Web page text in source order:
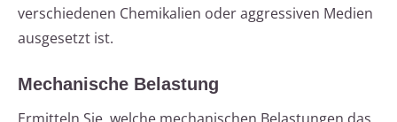
verschiedenen Chemikalien oder aggressiven Medien
ausgesetzt ist.
Mechanische Belastung